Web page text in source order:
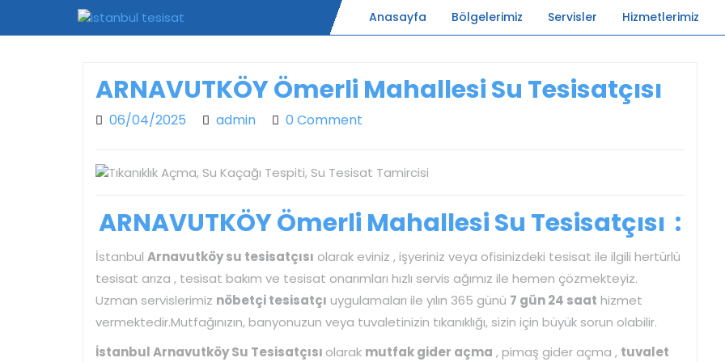
Anasayfa Bölgelerimiz Servisler Hizmetlerimiz
ARNAVUTKÖY Ömerli Mahallesi Su Tesisatçısı
06/04/2025 06/04/2025
adminadmin0 Comment
ARNAVUTKÖY Ömerli Mahallesi Su Tesisatçısı :
İstanbul Arnavutköy su tesisatçısı olarak eviniz , işyeriniz veya ofisinizdeki tesisat ile ilgili hertürlü
tesisat arıza , tesisat bakım ve tesisat onarımları hızlı servis ağımız ile hemen çözmekteyiz.
Uzman servislerimiz nöbetçi tesisatçı uygulamaları ile yılın 365 günü 7 gün 24 saat hizmet
vermektedir.Mutfağınızın, banyonuzun veya tuvaletinizin tıkanıklığı, sizin için büyük sorun olabilir.
İstanbul Arnavutköy Su Tesisatçısı olarak mutfak gider açma , pimaş gider açma , tuvalet